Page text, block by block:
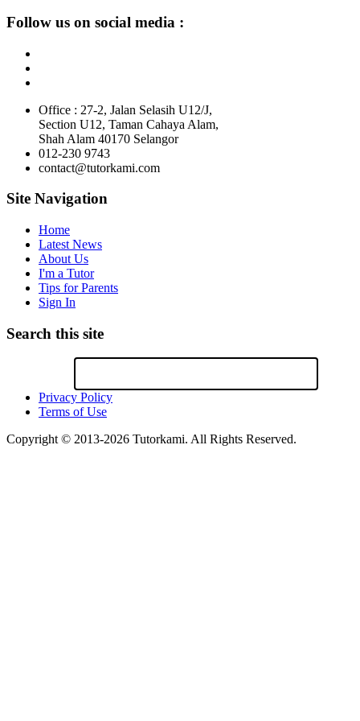
Follow us on social media :
Office : 27-2, Jalan Selasih U12/J,
Section U12, Taman Cahaya Alam,
Shah Alam 40170 Selangor
012-230 9743
contact@tutorkami.com
Site Navigation
Home
Latest News
About Us
I'm a Tutor
Tips for Parents
Sign In
Search this site
Privacy Policy
Terms of Use
Copyright © 2013-2026 Tutorkami. All Rights Reserved.